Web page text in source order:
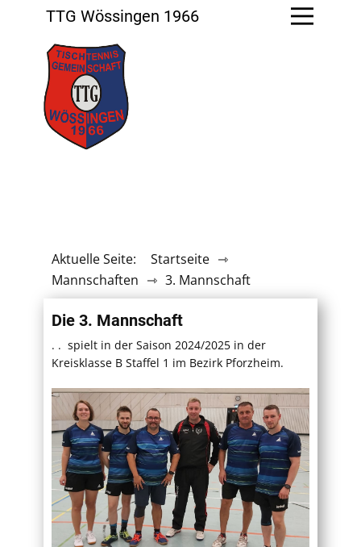
TTG Wössingen 1966
Aktuelle Seite: Startseite ⇾
Mannschaften ⇾ 3. Mannschaft
Die 3. Mannschaft
. . spielt in der Saison 2024/2025 in der
Kreisklasse B Staffel 1 im Bezirk Pforzheim.